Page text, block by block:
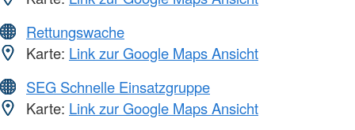
Rettungswache
Karte: Link zur Google Maps Ansicht
SEG Schnelle Einsatzgruppe
Karte: Link zur Google Maps Ansicht